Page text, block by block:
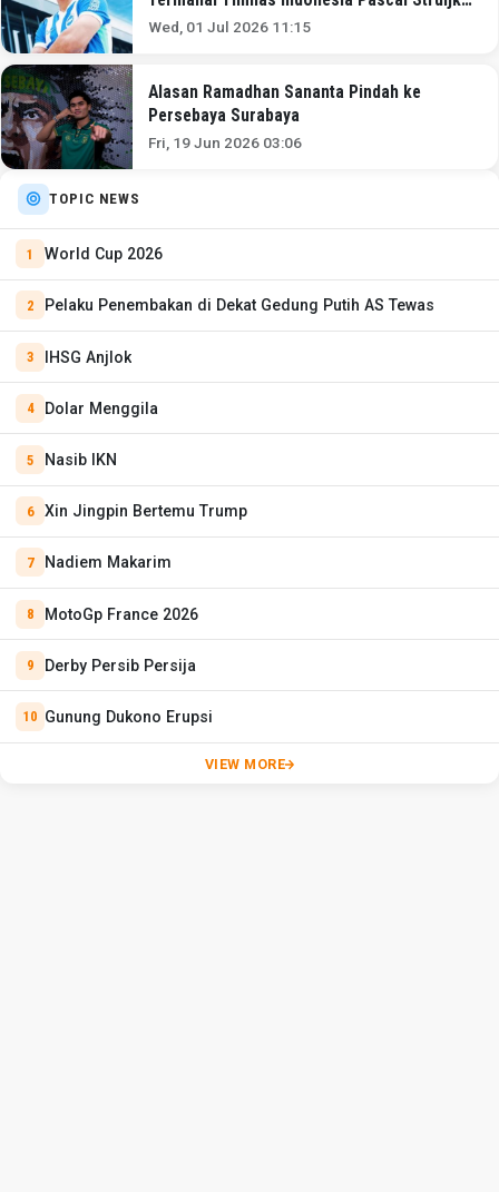
Resmi Gabung Brighton amp;amp; Hove
Wed, 01 Jul 2026 11:15
Alasan Ramadhan Sananta Pindah ke
Persebaya Surabaya
Fri, 19 Jun 2026 03:06
TOPIC NEWS
World Cup 2026
Pelaku Penembakan di Dekat Gedung Putih AS Tewas
IHSG Anjlok
Dolar Menggila
Nasib IKN
Xin Jingpin Bertemu Trump
Nadiem Makarim
MotoGp France 2026
Derby Persib Persija
Gunung Dukono Erupsi
VIEW MORE